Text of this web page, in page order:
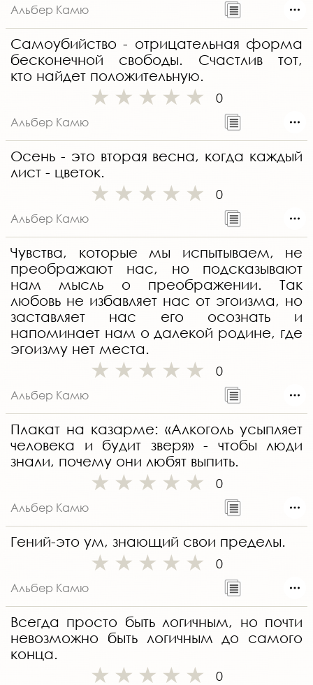
Альбер Камю
Самоубийство - отрицательная форма
бесконечной свободы. Счастлив тот,
кто найдет положительную.
0
Альбер Камю
Осень - это вторая весна, когда каждый
лист - цветок.
0
Альбер Камю
Чувства, которые мы испытываем, не
преображают нас, но подсказывают
нам мысль о преображении. Так
любовь не избавляет нас от эгоизма, но
заставляет нас его осознать и
напоминает нам о далекой родине, где
эгоизму нет места.
0
Альбер Камю
Плакат на казарме: «Алкоголь усыпляет
человека и будит зверя» - чтобы люди
знали, почему они любят выпить.
0
Альбер Камю
Гений-это ум, знающий свои пределы.
0
Альбер Камю
Всегда просто быть логичным, но почти
невозможно быть логичным до самого
конца.
0